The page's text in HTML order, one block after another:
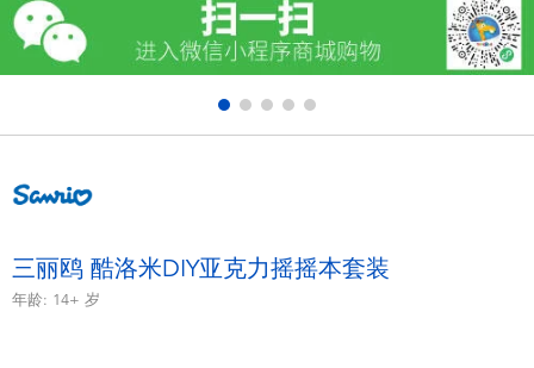
户外及运动产品
模仿，化妆及造型系列
毛绒公仔玩具
三丽鸥 酷洛米DIY亚克力摇摇本套装
年龄: 14+ 岁